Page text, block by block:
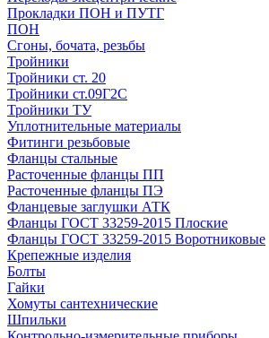
Прокладки ПОН и ПУТГ
ПОН
Сгоны, бочата, резьбы
Тройники
Тройники ст. 20
Тройники ст.09Г2С
Тройники ТУ
Уплотнительные материалы
Фитинги резьбовые
Фланцы стальные
Расточенные фланцы ПП
Расточенные фланцы ПЭ
Фланцевые заглушки АТК
Фланцы ГОСТ 33259-2015 Плоские
Фланцы ГОСТ 33259-2015 Воротниковые
Крепежные изделия
Болты
Гайки
Хомуты сантехнические
Шпильки